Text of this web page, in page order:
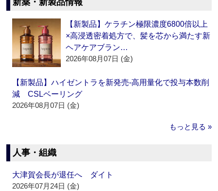
新薬・新製品情報
【新製品】ケラチン極限濃度6800倍以上
×高浸透密着処方で、髪を芯から満たす新
ヘアケアブラン…
2026年08月07日 (金)
【新製品】ハイゼントラを新発売‐高用量化で投与本数削
減 CSLベーリング
2026年08月07日 (金)
もっと見る »
人事・組織
大津賀会長が退任へ ダイト
2026年07月24日 (金)